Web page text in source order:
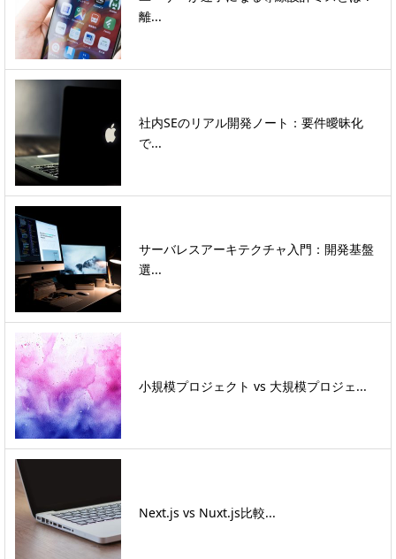
離...
社内SEのリアル開発ノート：要件曖昧化
で...
サーバレスアーキテクチャ入門：開発基盤
選...
小規模プロジェクト vs 大規模プロジェ...
Next.js vs Nuxt.js比較...